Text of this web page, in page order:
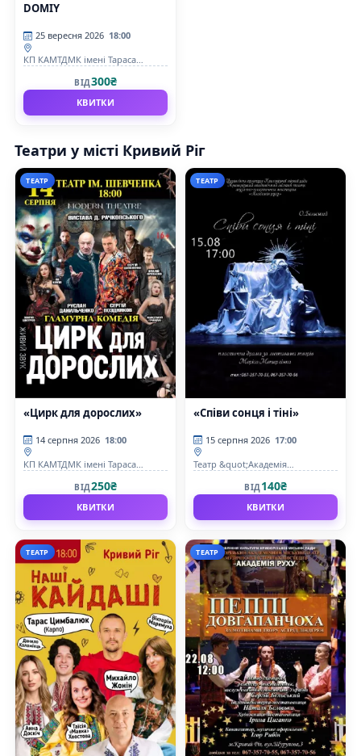
DOMIY
25 вересня 2026 18:00
КП КАМТДМК імені Тараса
ВІД300₴
КВИТКИ
Театри у місті Кривий Ріг
ТЕАТР
«Цирк для дорослих»
14 серпня 2026 18:00
КП КАМТДМК імені Тараса
ВІД250₴
КВИТКИ
ТЕАТР
«Співи сонця і тіні»
15 серпня 2026 17:00
Театр &quot;Академія
ВІД140₴
КВИТКИ
ТЕАТР ТЕАТР